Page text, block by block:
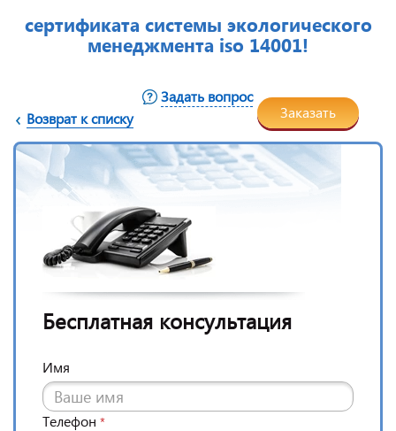
сертификата системы экологического
менеджмента iso 14001!
Возврат к списку
Задать вопрос
Заказать
Бесплатная консультация
Имя
Телефон *